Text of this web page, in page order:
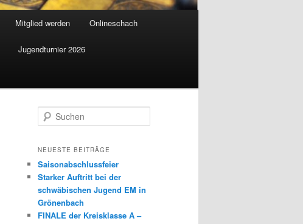
Mitglied werden Onlineschach
Jugendturnier 2026
u
h
n
NEUESTE BEITRÄGE
Saisonabschlussfeier
Starker Auftritt bei der
schwäbischen Jugend EM in
Grönenbach
FINALE der Kreisklasse A –